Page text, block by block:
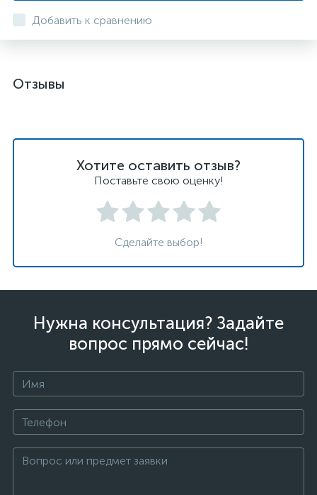
Добавить к сравнению
Отзывы
Хотите оставить отзыв?
Поставьте свою оценку!
Сделайте выбор!
Нужна консультация? Задайте
вопрос прямо сейчас!